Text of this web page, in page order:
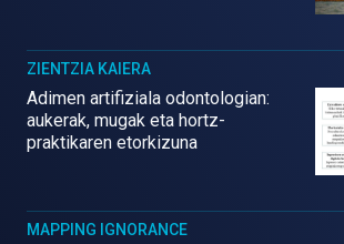
ZIENTZIA KAIERA
Adimen artifiziala odontologian:
aukerak, mugak eta hortz-
praktikaren etorkizuna
MAPPING IGNORANCE